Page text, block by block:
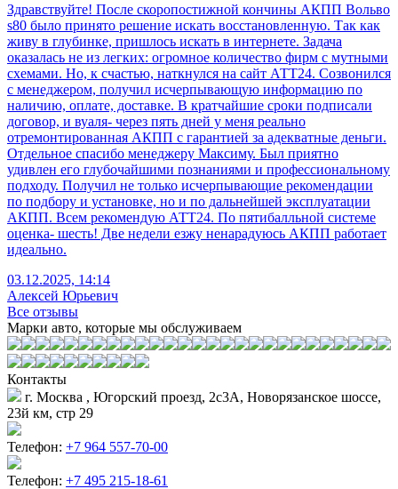
Здравствуйте! После скоропостижной кончины АКПП Вольво
s80 было принято решение искать восстановленную. Так как
живу в глубинке, пришлось искать в интернете. Задача
оказалась не из легких: огромное количество фирм с мутными
схемами. Но, к счастью, наткнулся на сайт АТТ24. Созвонился
с менеджером, получил исчерпывающую информацию по
наличию, оплате, доставке. В кратчайшие сроки подписали
договор, и вуаля- через пять дней у меня реально
отремонтированная АКПП с гарантией за адекватные деньги.
Отдельное спасибо менеджеру Максиму. Был приятно
удивлен его глубочайшими познаниями и профессиональному
подходу. Получил не только исчерпывающие рекомендации
по подбору и установке, но и по дальнейшей эксплуатации
АКПП. Всем рекомендую АТТ24. По пятибалльной системе
оценка- шесть! Две недели езжу ненарадуюсь АКПП работает
идеально.
03.12.2025, 14:14
Алексей Юрьевич
Все отзывы
Марки авто, которые мы обслуживаем
Контакты
г. Москва , Югорский проезд, 2с3А, Новорязанское шоссе,
23й км, стр 29
Телефон: +7 964 557-70-00
Телефон: +7 495 215-18-61